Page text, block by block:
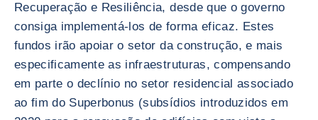
Recuperação e Resiliência, desde que o governo
consiga implementá-los de forma eficaz. Estes
fundos irão apoiar o setor da construção, e mais
especificamente as infraestruturas, compensando
em parte o declínio no setor residencial associado
ao fim do Superbonus (subsídios introduzidos em